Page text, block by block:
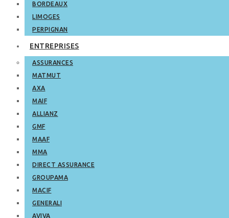
BORDEAUX
LIMOGES
PERPIGNAN
ENTREPRISES
ASSURANCES
MATMUT
AXA
MAIF
ALLIANZ
GMF
MAAF
MMA
DIRECT ASSURANCE
GROUPAMA
MACIF
GENERALI
AVIVA